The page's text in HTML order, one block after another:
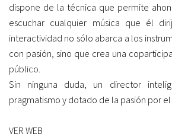
dispone de la técnica que permite
escuchar cualquier música que él
interactividad no sólo abarca a los
con pasión, sino que crea una
público.
Sin ninguna duda, un director
pragmatismo y dotado de la pasión por
VER WEB